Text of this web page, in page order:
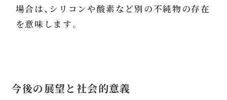
場合は、シリコンや酸素など別の不純物の存在
を意味します。
今後の展望と社会的意義